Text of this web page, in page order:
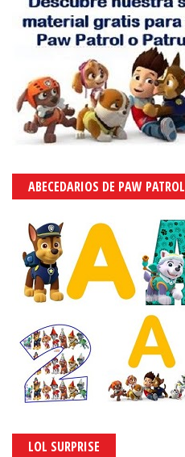
ABECEDARIOS DE PAW PATROL
LOL SURPRISE